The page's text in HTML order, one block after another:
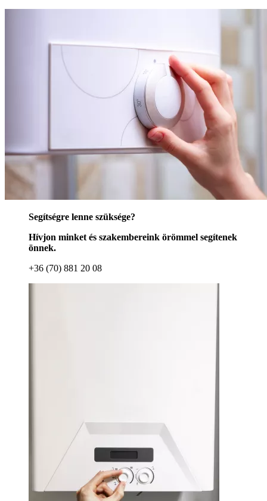
Segítségre lenne szüksége?
Hívjon minket és szakembereink örömmel segítenek
önnek.
+36 (70) 881 20 08